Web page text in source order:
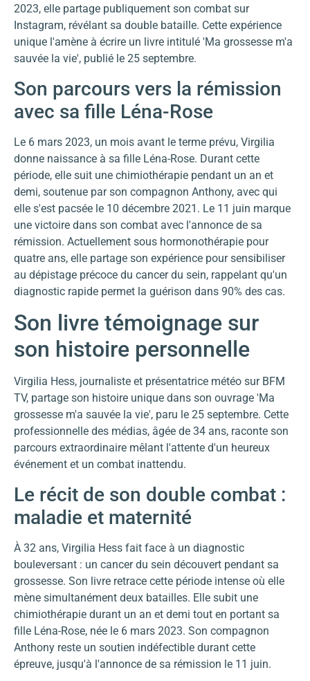
2023, elle partage publiquement son combat sur
Instagram, révélant sa double bataille. Cette expérience
unique l'amène à écrire un livre intitulé 'Ma grossesse m'a
sauvée la vie', publié le 25 septembre.
Son parcours vers la rémission
avec sa fille Léna-Rose
Le 6 mars 2023, un mois avant le terme prévu, Virgilia
donne naissance à sa fille Léna-Rose. Durant cette
période, elle suit une chimiothérapie pendant un an et
demi, soutenue par son compagnon Anthony, avec qui
elle s'est pacsée le 10 décembre 2021. Le 11 juin marque
une victoire dans son combat avec l'annonce de sa
rémission. Actuellement sous hormonothérapie pour
quatre ans, elle partage son expérience pour sensibiliser
au dépistage précoce du cancer du sein, rappelant qu'un
diagnostic rapide permet la guérison dans 90% des cas.
Son livre témoignage sur
son histoire personnelle
Virgilia Hess, journaliste et présentatrice météo sur BFM
TV, partage son histoire unique dans son ouvrage 'Ma
grossesse m'a sauvée la vie', paru le 25 septembre. Cette
professionnelle des médias, âgée de 34 ans, raconte son
parcours extraordinaire mêlant l'attente d'un heureux
événement et un combat inattendu.
Le récit de son double combat :
maladie et maternité
À 32 ans, Virgilia Hess fait face à un diagnostic
bouleversant : un cancer du sein découvert pendant sa
grossesse. Son livre retrace cette période intense où elle
mène simultanément deux batailles. Elle subit une
chimiothérapie durant un an et demi tout en portant sa
fille Léna-Rose, née le 6 mars 2023. Son compagnon
Anthony reste un soutien indéfectible durant cette
épreuve, jusqu'à l'annonce de sa rémission le 11 juin.